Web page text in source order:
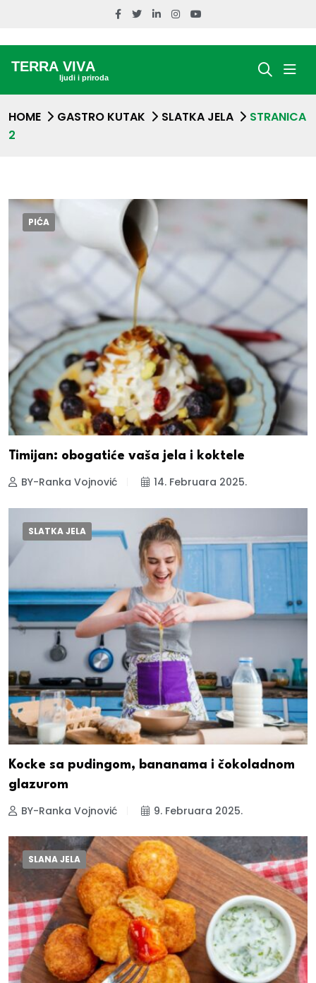
HOME GASTRO KUTAK SLATKA JELA
STRANICA
2
PIĆA
Timijan: obogatiće vaša jela i koktele
BY-Ranka Vojnović 14. Februara 2025.
SLATKA JELA
Kocke sa pudingom, bananama i čokoladnom
glazurom
BY-Ranka Vojnović 9. Februara 2025.
SLANA JELA